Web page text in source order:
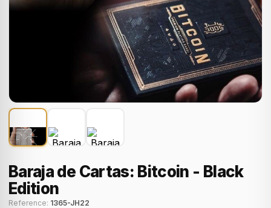
Baraja de Cartas: Bitcoin - Black
Edition
Reference: 1365-JH22